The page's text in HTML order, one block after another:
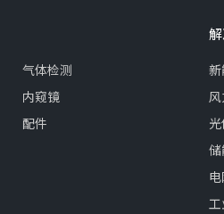
气体检测
内窥镜
配件
储